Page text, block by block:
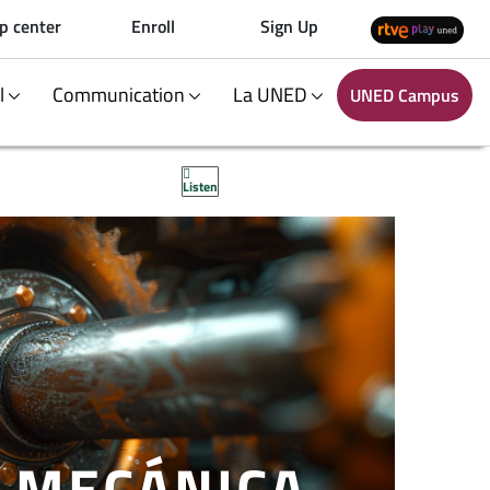
center Enroll Sign Up
Communication La UNED UNED Campus
Listen